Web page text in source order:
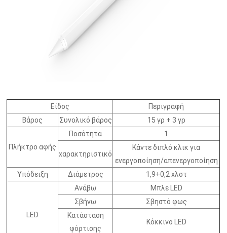
Είδος
Περιγραφή
Βάρος
Συνολικό βάρος 15 γρ + 3 γρ
Πλήκτρο αφής
Ποσότητα 1
χαρακτηριστικό
Κάντε διπλό κλικ για
ενεργοποίηση/απενεργοποίηση
Υπόδειξη
Διάμετρος 1,9+0,2 χλστ
LED
Ανάβω
Μπλε LED
Σβήνω
Σβηστό φως
Κατάσταση
φόρτισης
Κόκκινο LED